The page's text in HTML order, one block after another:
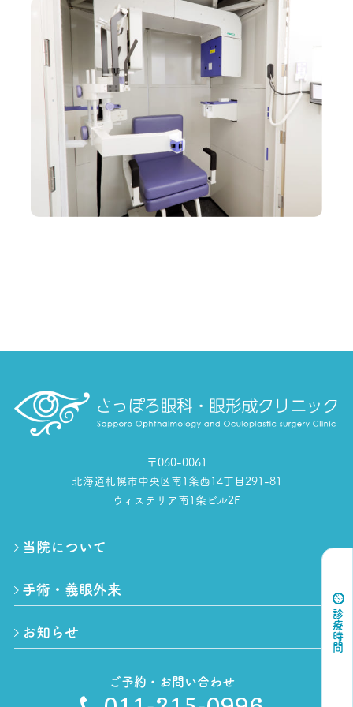
診療時間
〒060-0061
北海道札幌市中央区南1条西14丁目291-81
ウィステリア南1条ビル2F
当院について
手術・義眼外来
お知らせ
ご予約・お問い合わせ